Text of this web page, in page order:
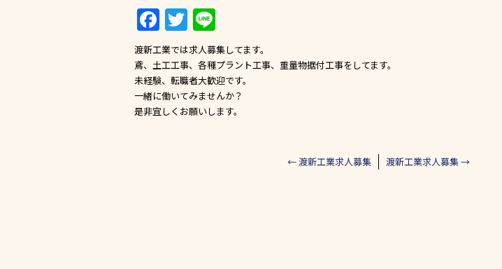
F
a
c
e
b
T
w
itt
er
n
e
渡新工業では求人募集してます。
鳶、土工工事、各種プラント工事、重量物据付工事をしてます。
未経験、転職者大歓迎です。
一緒に働いてみませんか？
是非宜しくお願いします。
←渡新工業求人募集 渡新工業求人募集→